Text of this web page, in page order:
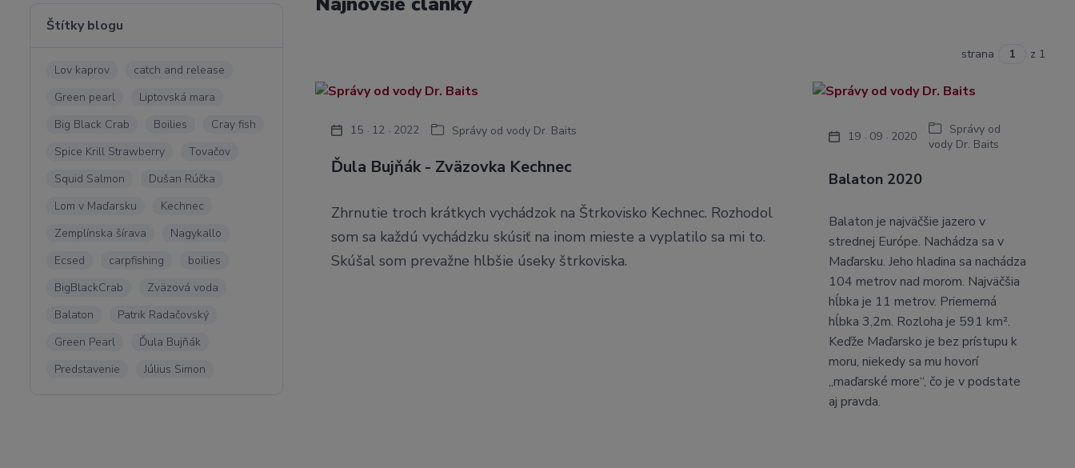
Štítky blogu
Lov kaprov
catch and release
Green pearl
Liptovská mara
Big Black Crab
Boilies
Cray fish
Spice Krill Strawberry
Tovačov
Squid Salmon
Dušan Rúčka
Lom v Maďarsku
Kechnec
Zemplínska šírava
Nagykallo
Ecsed
carpfishing
boilies
BigBlackCrab
Zväzová voda
Balaton
Patrik Radačovský
Green Pearl
Ďula Bujňák
Predstavenie
Július Simon
strana z 1
Ďula Bujňák - Zväzovka Kechnec
15 12 2022 Správy od vody Dr. Baits
Zhrnutie troch krátkych vychádzok na Štrkovisko Kechnec. Rozhodol
som sa každú vychádzku skúsiť na inom mieste a vyplatilo sa mi to.
Skúšal som prevažne hlbšie úseky štrkoviska.
Balaton 2020
19 09 2020
Správy od
vody Dr. Baits
Balaton je najväčšie jazero v
strednej Európe. Nachádza sa v
Maďarsku. Jeho hladina sa nachádza
104 metrov nad morom. Najväčšia
hĺbka je 11 metrov. Priemerná
hĺbka 3,2m. Rozloha je 591 km².
Keďže Maďarsko je bez prístupu k
moru, niekedy sa mu hovorí
„maďarské more“, čo je v podstate
aj pravda.